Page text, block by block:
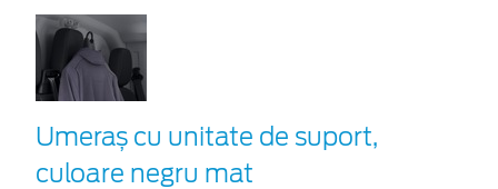
Umeraș cu unitate de suport,
culoare negru mat